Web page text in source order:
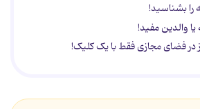
را بشناسید!
والدین مفید!
در فضای مجازی فقط با یک کلیک!